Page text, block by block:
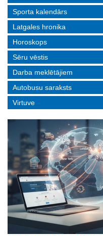
Sporta kalendārs
Latgales hronika
Horoskops
Sēru vēstis
Darba meklētājiem
Autobusu saraksts
Virtuve